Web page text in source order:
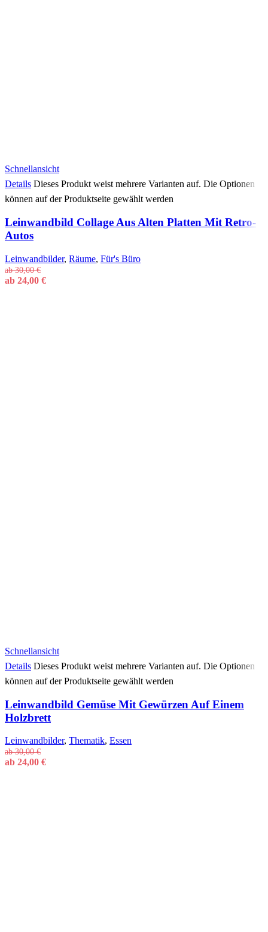
Schnellansicht
Details Dieses Produkt weist mehrere Varianten auf. Die Optionen
können auf der Produktseite gewählt werden
Leinwandbild Collage Aus Alten Platten Mit Retro-
Autos
Leinwandbilder, Räume, Für's Büro
ab30,00€
ab 24,00 €
Schnellansicht
Details Dieses Produkt weist mehrere Varianten auf. Die Optionen
können auf der Produktseite gewählt werden
Leinwandbild Gemüse Mit Gewürzen Auf Einem
Holzbrett
Leinwandbilder, Thematik, Essen
ab30,00€
ab 24,00 €